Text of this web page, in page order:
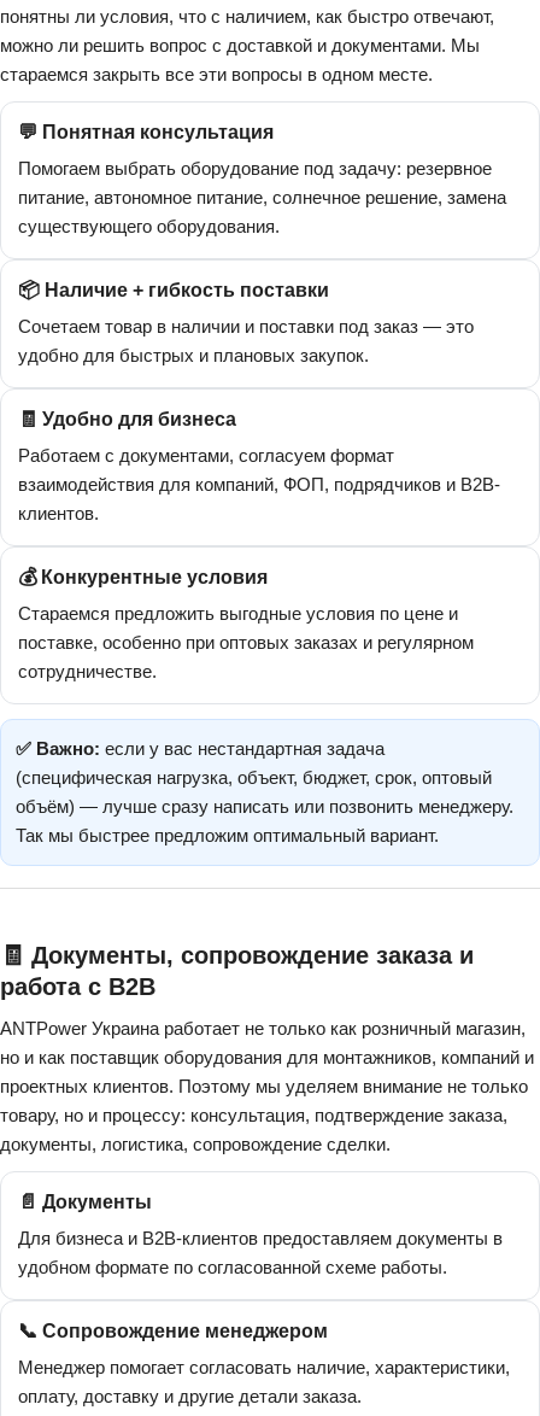
понятны ли условия, что с наличием, как быстро отвечают,
можно ли решить вопрос с доставкой и документами. Мы
стараемся закрыть все эти вопросы в одном месте.
💬 Понятная консультация
Помогаем выбрать оборудование под задачу: резервное
питание, автономное питание, солнечное решение, замена
существующего оборудования.
📦 Наличие + гибкость поставки
Сочетаем товар в наличии и поставки под заказ — это
удобно для быстрых и плановых закупок.
🧾 Удобно для бизнеса
Работаем с документами, согласуем формат
взаимодействия для компаний, ФОП, подрядчиков и B2B-
клиентов.
💰 Конкурентные условия
Стараемся предложить выгодные условия по цене и
поставке, особенно при оптовых заказах и регулярном
сотрудничестве.
✅ Важно: если у вас нестандартная задача
(специфическая нагрузка, объект, бюджет, срок, оптовый
объём) — лучше сразу написать или позвонить менеджеру.
Так мы быстрее предложим оптимальный вариант.
🧾 Документы, сопровождение заказа и
работа с B2B
ANTPower Украина работает не только как розничный магазин,
но и как поставщик оборудования для монтажников, компаний и
проектных клиентов. Поэтому мы уделяем внимание не только
товару, но и процессу: консультация, подтверждение заказа,
документы, логистика, сопровождение сделки.
📄 Документы
Для бизнеса и B2B-клиентов предоставляем документы в
удобном формате по согласованной схеме работы.
📞 Сопровождение менеджером
Менеджер помогает согласовать наличие, характеристики,
оплату, доставку и другие детали заказа.